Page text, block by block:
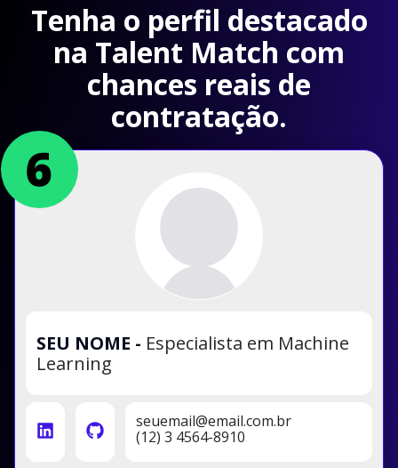
Tenha o perfil destacado
na Talent Match com
chances reais de
contratação.
SEU NOME - Especialista em Machine
Learning
seuemail@email.com.br
(12) 3 4564-8910